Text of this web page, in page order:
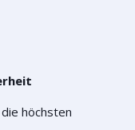
höchsten